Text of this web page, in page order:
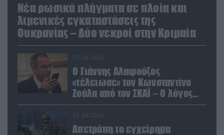
Νέα ρωσικά πλήγματα σε πλοία και
λιμενικές εγκαταστάσεις της
Ουκρανίας – Δύο νεκροί στην Κριμαία
Ο Γιάννης Αλαφούζος
«τέλειωσε» τον Κωνσταντίνο
Ζούλα από τον ΣΚΑΪ – Ο λόγος
της απομάκρυνσής του
Απετράπη το εγχείρημα